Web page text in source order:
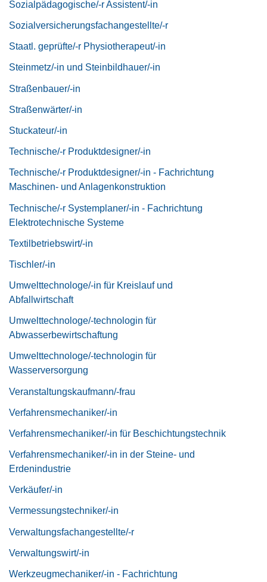
Sozialpädagogische/-r Assistent/-in
Sozialversicherungsfachangestellte/-r
Staatl. geprüfte/-r Physiotherapeut/-in
Steinmetz/-in und Steinbildhauer/-in
Straßenbauer/-in
Straßenwärter/-in
Stuckateur/-in
Technische/-r Produktdesigner/-in
Technische/-r Produktdesigner/-in - Fachrichtung
Maschinen- und Anlagenkonstruktion
Technische/-r Systemplaner/-in - Fachrichtung
Elektrotechnische Systeme
Textilbetriebswirt/-in
Tischler/-in
Umwelttechnologe/-in für Kreislauf und
Abfallwirtschaft
Umwelttechnologe/-technologin für
Abwasserbewirtschaftung
Umwelttechnologe/-technologin für
Wasserversorgung
Veranstaltungskaufmann/-frau
Verfahrensmechaniker/-in
Verfahrensmechaniker/-in für Beschichtungstechnik
Verfahrensmechaniker/-in in der Steine- und
Erdenindustrie
Verkäufer/-in
Vermessungstechniker/-in
Verwaltungsfachangestellte/-r
Verwaltungswirt/-in
Werkzeugmechaniker/-in - Fachrichtung